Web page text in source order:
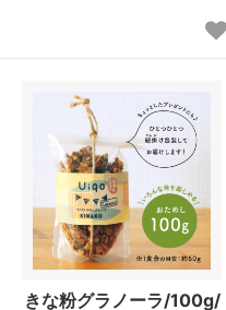
きな粉グラノーラ/100g/